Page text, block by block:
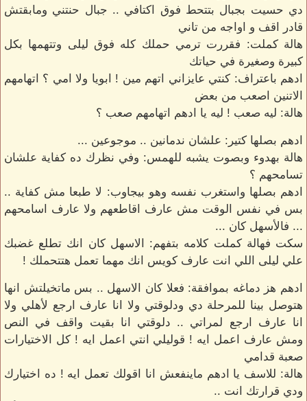
دي حسيت بجبال بتتحط فوق اكتافي .. جبال حنتني ومابقتش
قادر اقف و اواجه من تاني
هالة كملت: فقررت ترمي حملك كله فوق ليلى وتتهمها بكل
كبيرة وصغيرة في حياتك
ادهم باعتراف: كنتي عايزاني اتهم مين ! ابويا ولا امي ؟ اتهامهم
الاتنين اصعب من بعض
هالة: ليه صعب ! ليه يا ادهم اتهامهم صعب ؟
ادهم بصلها كتير: علشان ندمانين .. موجوعين ...
هالة بهدوء وبصوت يشبه للهمس: وفي نظرك ده كفاية علشان
تسامحهم ؟
ادهم بصلها واستغرب نفسه وهو بيجاوب: لا طبعا مش كفاية ..
بس في نفس الوقت مش عارف اقاطعهم ولا عارف اسامحهم
... فالأسهل كان ...
سكت فهالة كملت كلامه بتفهم: الاسهل كان انك تطلع غضبك
علي ليلى اللي انت عارف كويس انك مهما تعمل هتتحملك !
ادهم هز دماغه بموافقة: فعلا كان الاسهل .. بس ماتخيلتش انها
هتوصل بينا للمرحلة دي ودلوقتي ولا انا عارف ارجع لأهلي ولا
انا عارف ارجع لمراتي .. دلوقتي انا بقيت واقف في النص
ومش عارف اعمل ايه ! قوليلي انتي اعمل ايه ! كل الاختيارات
صعبة قدامي
هالة: للاسف يا ادهم ماينفعش انا اقولك تعمل ايه ! ده اختيارك
ودي قرارتك انت ..